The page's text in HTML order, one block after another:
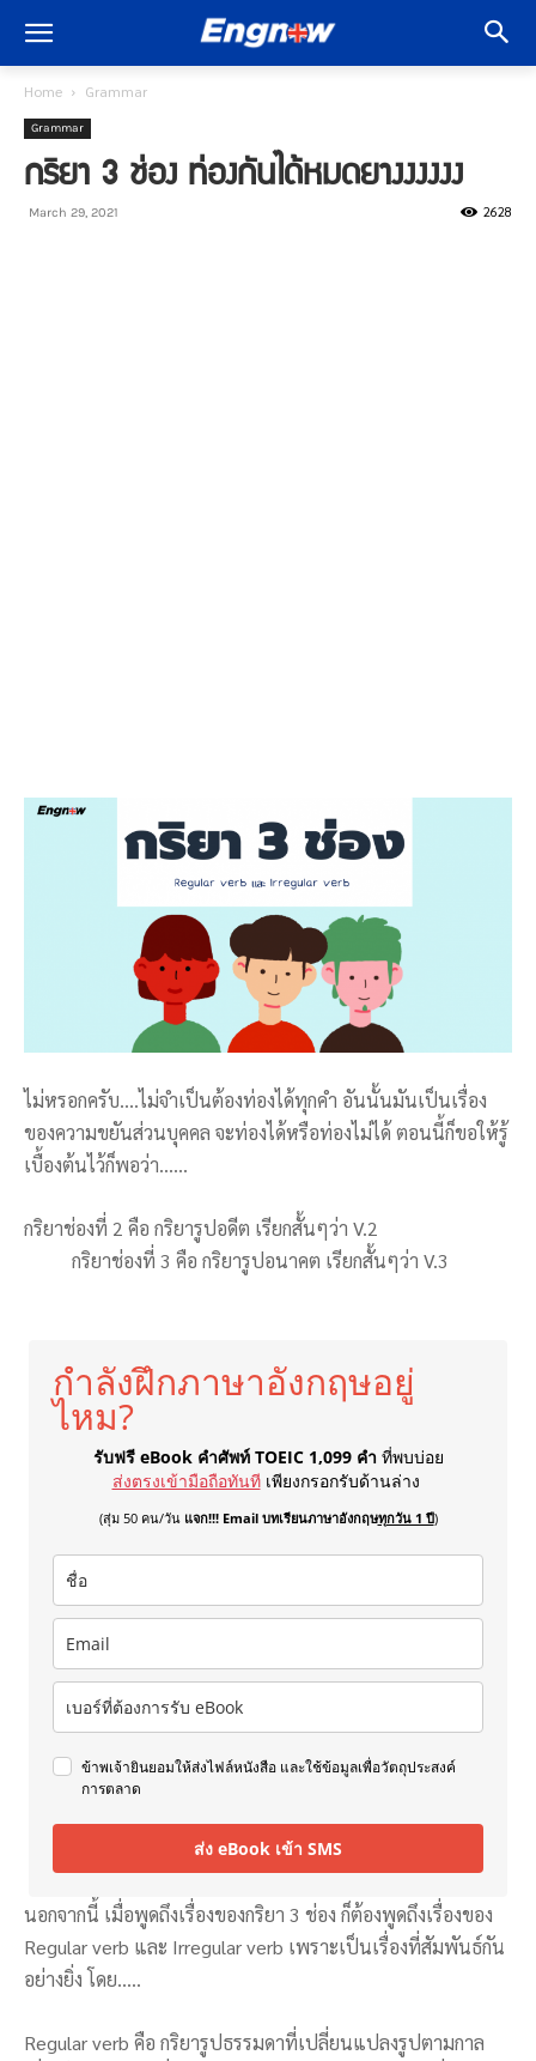
Home Grammar
Grammar
กริยา 3 ช่อง ท่องกันได้หมดยางงงงงง
March 29, 2021 2628
ไม่หรอกครับ….ไม่จำเป็นต้องท่องได้ทุกคำ อันนั้นมันเป็นเรื่อง
ของความขยันส่วนบุคคล จะท่องได้หรือท่องไม่ได้ ตอนนี้ก็ขอให้รู้
เบื้องต้นไว้ก็พอว่า……
กริยาช่องที่ 2 คือ กริยารูปอดีต เรียกสั้นๆว่า V.2
กริยาช่องที่ 3 คือ กริยารูปอนาคต เรียกสั้นๆว่า V.3
กำลังฝึกภาษาอังกฤษอยู่
ไหม?
รับฟรี eBook คำศัพท์ TOEIC 1,099 คำ ที่พบบ่อย
ส่งตรงเข้ามือถือทันที เพียงกรอกรับด้านล่าง
(สุ่ม 50 คน/วัน แจก!!! Email บทเรียนภาษาอังกฤษทุกวัน 1 ปี)
ข้าพเจ้ายินยอมให้ส่งไฟล์หนังสือ และใช้ข้อมูลเพื่อวัตถุประสงค์
การตลาด
ส่ง eBook เข้า SMS
นอกจากนี้ เมื่อพูดถึงเรื่องของกริยา 3 ช่อง ก็ต้องพูดถึงเรื่องของ
Regular verb และ Irregular verb เพราะเป็นเรื่องที่สัมพันธ์กัน
อย่างยิ่ง โดย…..
Regular verb คือ กริยารูปธรรมดาที่เปลี่ยนแปลงรูปตามกาล